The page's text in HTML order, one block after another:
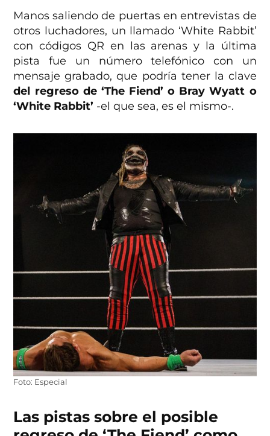
Manos saliendo de puertas en entrevistas de
otros luchadores, un llamado ‘White Rabbit’
con códigos QR en las arenas y la última
pista fue un número telefónico con un
mensaje grabado, que podría tener la clave
del regreso de ‘The Fiend’ o Bray Wyatt o
‘White Rabbit’ -el que sea, es el mismo-.
Foto: Especial
Las pistas sobre el posible